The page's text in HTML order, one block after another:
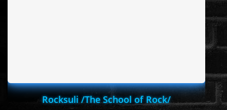
Rocksuli /The School of Rock/